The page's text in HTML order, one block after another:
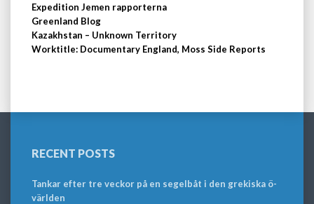
Expedition Jemen rapporterna
Greenland Blog
Kazakhstan – Unknown Territory
Worktitle: Documentary England, Moss Side Reports
RECENT POSTS
Tankar efter tre veckor på en segelbåt i den grekiska ö-
världen